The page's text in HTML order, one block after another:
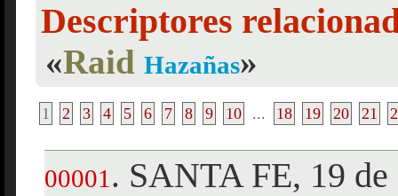
Descriptores
«Raid Hazañas»
1 2 3 4 5 6 7 8 9 10 ... 18 19 20 21
00001 . SANTA FE, 19